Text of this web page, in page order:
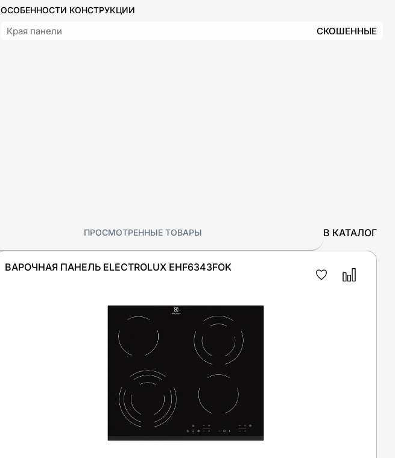
ОСОБЕННОСТИ КОНСТРУКЦИИ
Края панели СКОШЕННЫЕ
ПРОСМОТРЕННЫЕ ТОВАРЫ В КАТАЛОГ
ВАРОЧНАЯ ПАНЕЛЬ ELECTROLUX EHF6343FOK